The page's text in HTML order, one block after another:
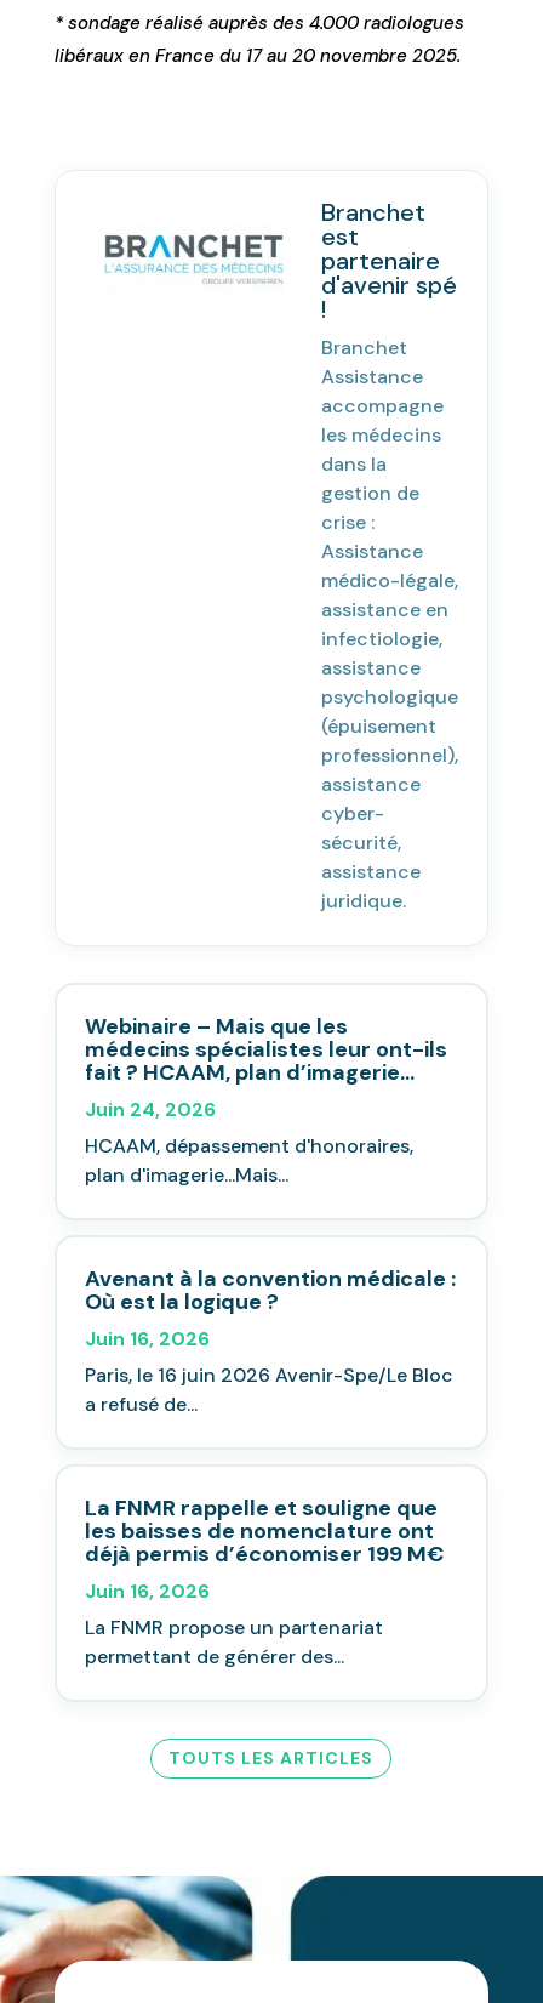
* sondage réalisé auprès des 4.000 radiologues
libéraux en France du 17 au 20 novembre 2025.
Branchet
est
partenaire
d'avenir spé
!
Branchet
Assistance
accompagne
les médecins
dans la
gestion de
crise :
Assistance
médico-légale,
assistance en
infectiologie,
assistance
psychologique
(épuisement
professionnel),
assistance
cyber-
sécurité,
assistance
juridique.
Webinaire – Mais que les
médecins spécialistes leur ont-ils
fait ? HCAAM, plan d’imagerie…
Juin 24, 2026
HCAAM, dépassement d'honoraires,
plan d'imagerie...Mais...
Avenant à la convention médicale :
Où est la logique ?
Juin 16, 2026
Paris, le 16 juin 2026 Avenir-Spe/Le Bloc
a refusé de...
La FNMR rappelle et souligne que
les baisses de nomenclature ont
déjà permis d’économiser 199 M€
Juin 16, 2026
La FNMR propose un partenariat
permettant de générer des...
TOUTS LES ARTICLES